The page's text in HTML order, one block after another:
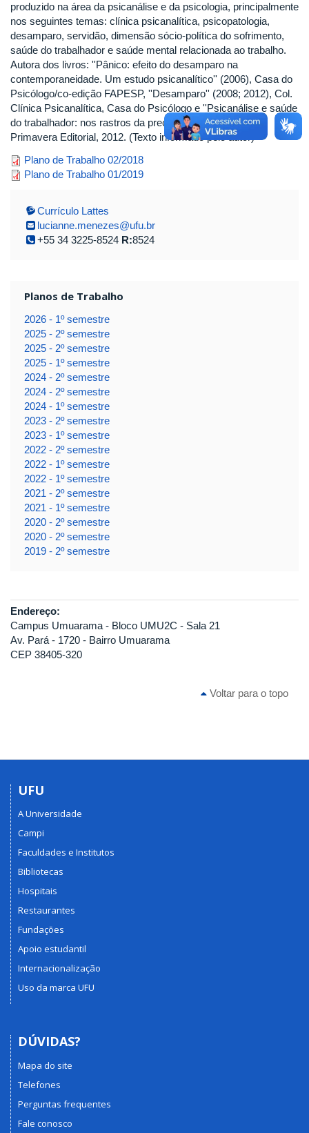
produzido na área da psicanálise e da psicologia, principalmente
nos seguintes temas: clínica psicanalítica, psicopatologia,
desamparo, servidão, dimensão sócio-política do sofrimento,
saúde do trabalhador e saúde mental relacionada ao trabalho.
Autora dos livros: ''Pânico: efeito do desamparo na
contemporaneidade. Um estudo psicanalítico'' (2006), Casa do
Psicólogo/co-edição FAPESP, ''Desamparo'' (2008; 2012), Col.
Clínica Psicanalítica, Casa do Psicólogo e ''Psicanálise e saúde
do trabalhador: nos rastros da precarização do trabalho'',
Primavera Editorial, 2012. (Texto informado pelo autor)
Plano de Trabalho 02/2018
lucianne.pdf
Plano de Trabalho 01/2019
Currículo Lattes
lucianne.menezes@ufu.br
+55 34 3225-8524 R:8524
Planos de Trabalho
2026 - 1º semestre
2025 - 2º semestre
2025 - 2º semestre
2025 - 1º semestre
2024 - 2º semestre
2024 - 2º semestre
2024 - 1º semestre
2023 - 2º semestre
2023 - 1º semestre
2022 - 2º semestre
2022 - 1º semestre
2022 - 1º semestre
2021 - 2º semestre
2021 - 1º semestre
2020 - 2º semestre
2020 - 2º semestre
2019 - 2º semestre
Endereço:
Campus Umuarama - Bloco UMU2C - Sala 21
Av. Pará - 1720 - Bairro Umuarama
CEP 38405-320
Voltar para o topo
UFU
A Universidade
Campi
Faculdades e Institutos
Bibliotecas
Hospitais
Restaurantes
Fundações
Apoio estudantil
Internacionalização
Uso da marca UFU
DÚVIDAS?
Mapa do site
Telefones
Perguntas frequentes
Fale conosco